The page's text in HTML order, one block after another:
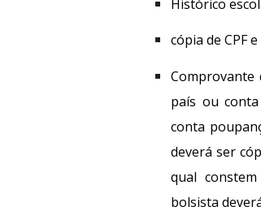
Histórico
cópia de CPF e
Comprovante
país ou
conta
deverá ser
qual
bolsista